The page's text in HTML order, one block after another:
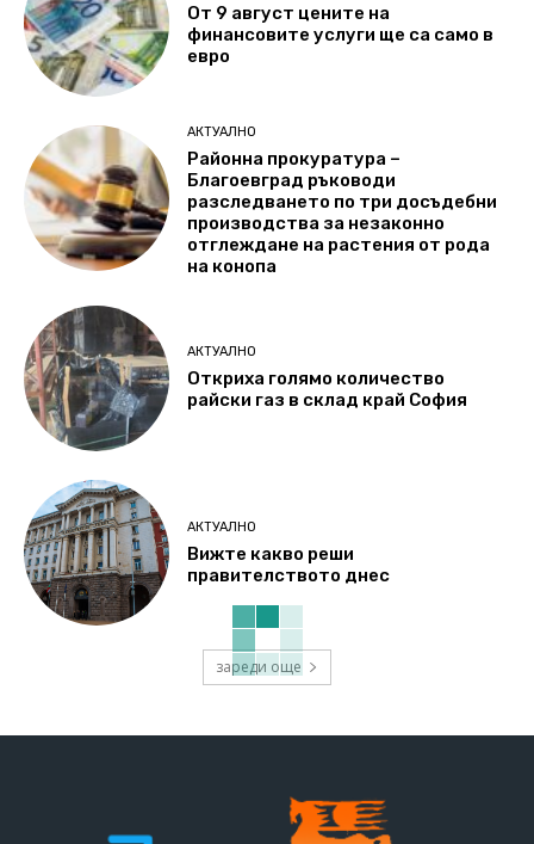
От 9 август цените на
финансовите услуги ще са само в
евро
АКТУАЛНО
Районна прокуратура –
Благоевград ръководи
разследването по три досъдебни
производства за незаконно
отглеждане на растения от рода
на конопа
АКТУАЛНО
Откриха голямо количество
райски газ в склад край София
АКТУАЛНО
Вижте какво реши
правителството днес
зареди още